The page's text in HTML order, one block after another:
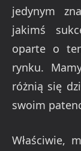
jedynym
jakimś
oparte o
rynku.
różnią się
swoim
Właściwie,